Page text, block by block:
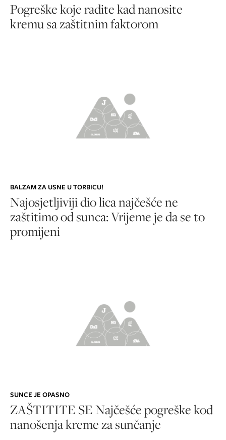
Pogreške koje radite kad nanosite
kremu sa zaštitnim faktorom
BALZAM ZA USNE U TORBICU!
Najosjetljiviji dio lica najčešće ne
zaštitimo od sunca: Vrijeme je da se to
promijeni
SUNCE JE OPASNO
ZAŠTITITE SE Najčešće pogreške kod
nanošenja kreme za sunčanje